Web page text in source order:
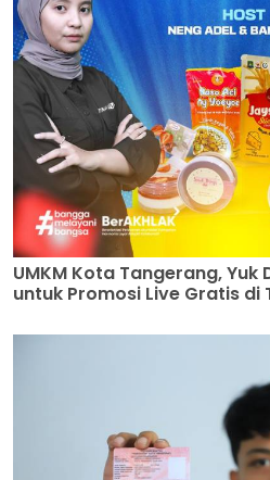
UMKM Kota Tangerang,
untuk Promosi Live Gratis di